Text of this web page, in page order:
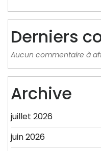
Derniers
Aucun commentaire à
Archive
juillet 2026
juin 2026